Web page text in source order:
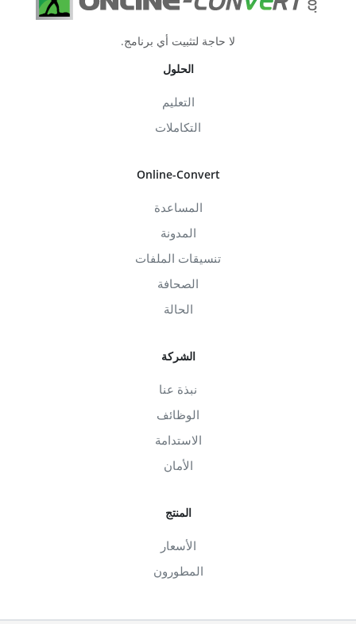
لا حاجة لتثبيت أي برنامج.
الحلول
التعليم
التكاملات
Online-Convert
المساعدة
المدونة
تنسيقات الملفات
الصحافة
الحالة
الشركة
نبذة عنا
الوظائف
الاستدامة
الأمان
المنتج
الأسعار
المطورون